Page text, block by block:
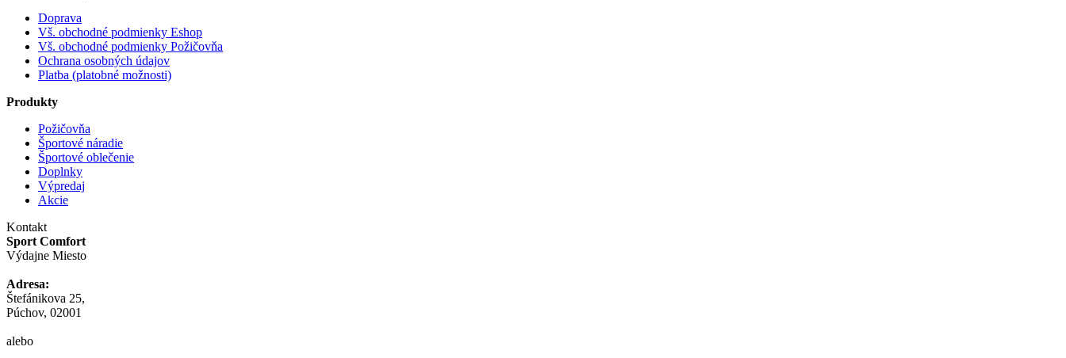
Doprava
Vš. obchodné podmienky Eshop
Vš. obchodné podmienky Požičovňa
Ochrana osobných údajov
Platba (platobné možnosti)
Produkty
Požičovňa
Športové náradie
Športové oblečenie
Doplnky
Výpredaj
Akcie
Kontakt
Sport Comfort
Výdajne Miesto
Adresa:
Štefánikova 25,
Púchov, 02001
alebo